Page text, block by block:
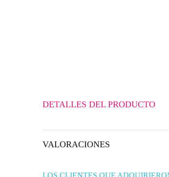
DETALLES DEL PRODUCTO
VALORACIONES
LOS CLIENTES QUE